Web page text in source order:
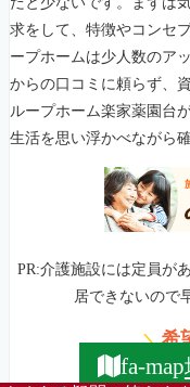
求をして、特徴やコンセ
ープホームは少人数のア
からの口コミに頼らず、
ループホーム楽家薬園台
生活を思い浮かべながら
PR:介護施設には定員が
居できないので
＼希
fa-map